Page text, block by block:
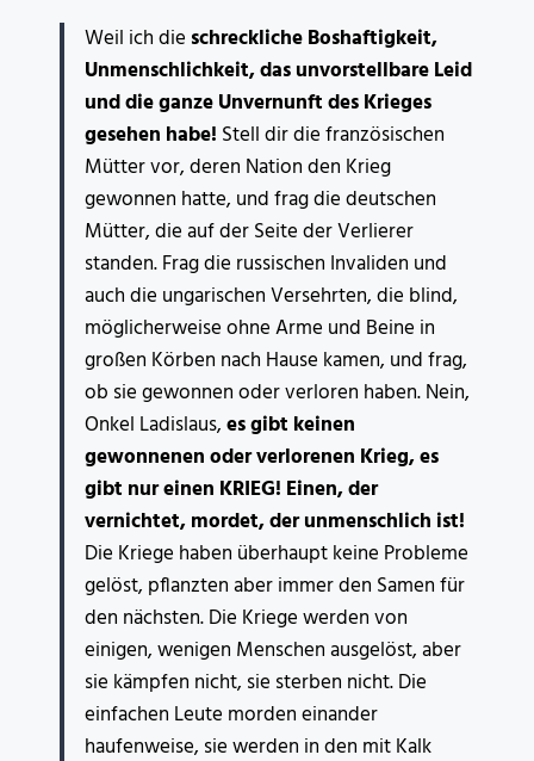
Weil ich die schreckliche Boshaftigkeit,
Unmenschlichkeit, das unvorstellbare Leid
und die ganze Unvernunft des Krieges
gesehen habe! Stell dir die französischen
Mütter vor, deren Nation den Krieg
gewonnen hatte, und frag die deutschen
Mütter, die auf der Seite der Verlierer
standen. Frag die russischen Invaliden und
auch die ungarischen Versehrten, die blind,
möglicherweise ohne Arme und Beine in
großen Körben nach Hause kamen, und frag,
ob sie gewonnen oder verloren haben. Nein,
Onkel Ladislaus,es gibt keinen
gewonnenen oder verlorenen Krieg,es
gibt nur einen KRIEG! Einen, der
vernichtet, mordet, der unmenschlich ist!
Die Kriege haben überhaupt keine Probleme
gelöst, pflanzten aber immer den Samen für
den nächsten. Die Kriege werden von
einigen, wenigen Menschen ausgelöst, aber
sie kämpfen nicht, sie sterben nicht. Die
einfachen Leute morden einander
haufenweise, sie werden in den mit Kalk